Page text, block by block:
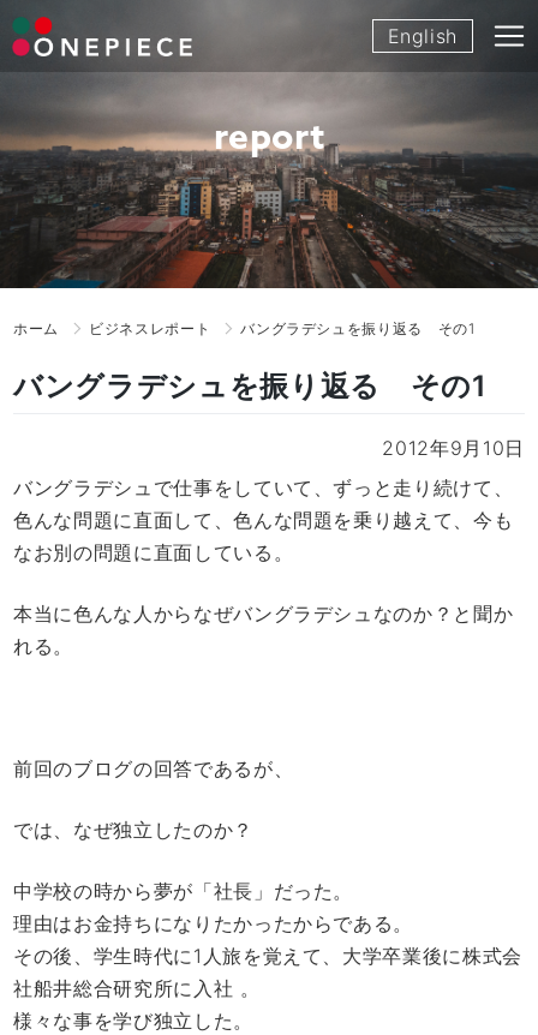
Skip
to
English
report
ホーム ビジネスレポート バングラデシュを振り返る その1
バングラデシュを振り返る その1
2012年9月10日
バングラデシュで仕事をしていて、ずっと走り続けて、
色んな問題に直面して、色んな問題を乗り越えて、今も
なお別の問題に直面している。
本当に色んな人からなぜバングラデシュなのか？と聞か
れる。
前回のブログの回答であるが、
では、なぜ独立したのか？
中学校の時から夢が「社長」だった。
理由はお金持ちになりたかったからである。
その後、学生時代に1人旅を覚えて、大学卒業後に株式会
社船井総合研究所に入社 。
様々な事を学び独立した。